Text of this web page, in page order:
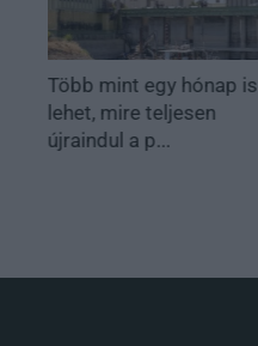
Több mint egy hónap is
lehet, mire teljesen
újraindul a p...